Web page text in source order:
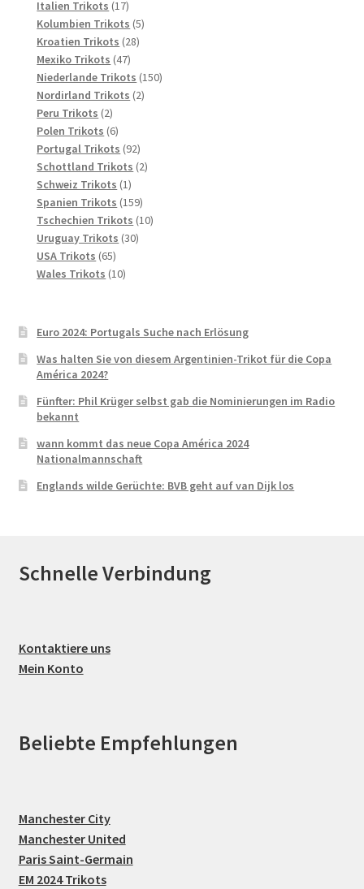
Italien Trikots 1717
Produkte
Kolumbien Trikots 55
Kroatien Trikots 2828
Mexiko Trikots 4747
Produkte
Niederlande Trikots 150150
Nordirland Trikots 22
Peru Trikots 22
Produkte
Polen Trikots 66
Produkte
Portugal Trikots 9292
Produkte
Schottland Trikots 22
Schweiz Trikots 11
Produkt
Spanien Trikots 159159
Produkte
Tschechien Trikots 1010
Uruguay Trikots 3030
USA Trikots 6565
Produkte
Wales Trikots 1010
Euro 2024: Portugals Suche nach Erlösung
Was halten Sie von diesem Argentinien-Trikot für die Copa
América 2024?
Fünfter: Phil Krüger selbst gab die Nominierungen im Radio
bekannt
wann kommt das neue Copa América 2024
Nationalmannschaft
Englands wilde Gerüchte: BVB geht auf van Dijk los
Schnelle Verbindung
Kontaktiere uns
Mein Konto
Beliebte Empfehlungen
Manchester City
Manchester United
Paris Saint-Germain
EM 2024 Trikots